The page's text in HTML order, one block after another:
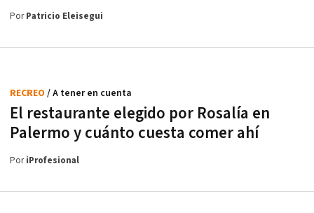
PorPatricio Eleisegui
El restaurante elegido por Rosalía en
Palermo y cuánto cuesta comer ahí
RECREO / A tener en cuenta
PoriProfesional